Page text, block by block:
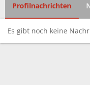
Profilnachrichten
Es gibt noch keine